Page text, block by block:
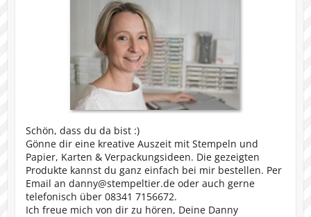
Schön, dass du da bist :)
Gönne dir eine kreative Auszeit mit Stempeln und
Papier, Karten & Verpackungsideen. Die gezeigten
Produkte kannst du ganz einfach bei mir bestellen. Per
Email an danny@stempeltier.de oder auch gerne
telefonisch über 08341 7156672.
Ich freue mich von dir zu hören, Deine Danny